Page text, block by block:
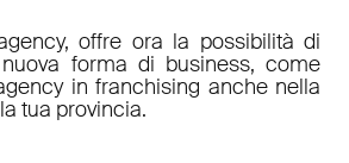
offre ora la possibilità di
forma di business, come
in franchising anche nella
tua provincia.